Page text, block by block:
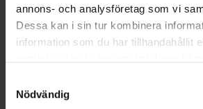
annons- och analysföretag som vi
Dessa kan i sin tur kombinera
information som du har tillhandahållit
återkalla ditt samtycke via
Nödvändig
oxidativ stress
• För daglig användning
brännässleextrakt,